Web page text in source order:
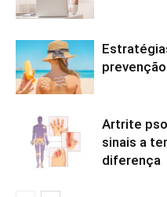
Artrite
sinais a
diferença